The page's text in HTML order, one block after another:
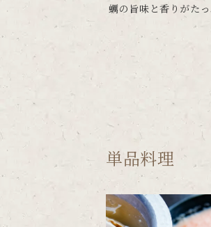
蠣の旨味と香りがた
単品料理